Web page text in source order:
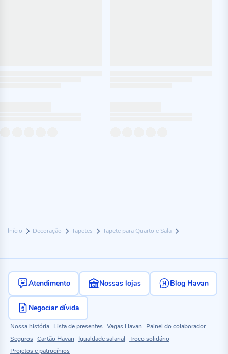
Início Decoração Tapetes Tapete para Quarto e Sala
Atendimento Nossas lojas Blog Havan
Negociar dívida
Nossa história Lista de presentes Vagas Havan
Painel do colaborador
Seguros Cartão Havan Igualdade salarial Troco solidário
Projetos e patrocínios